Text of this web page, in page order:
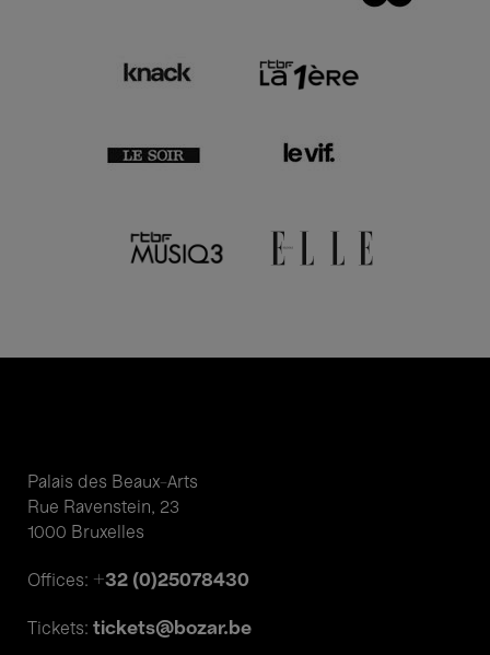
Palais des Beaux-Arts
Rue Ravenstein, 23
1000 Bruxelles
Offices: +32 (0)25078430
Tickets: tickets@bozar.be